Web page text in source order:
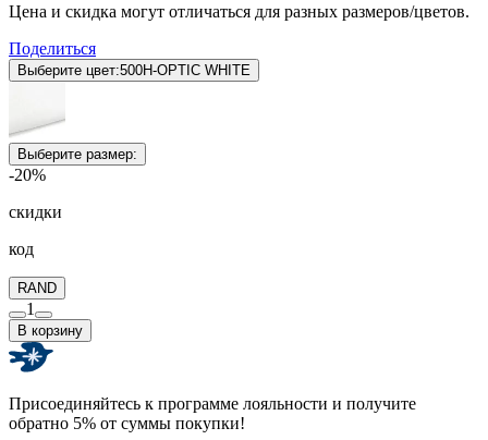
Цена и скидка могут отличаться для разных размеров/цветов.
Поделиться
Выберите цвет:500H-OPTIC WHITE
Выберите размер:
-20%
скидки
код
RAND
1
В корзину
Присоединяйтесь к программе лояльности и получите
обратно 5% от суммы покупки!